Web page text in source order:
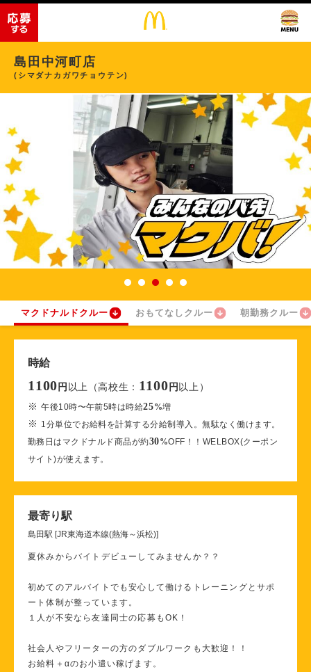
島田中河町店
(シマダナカガワチョウテン)
マクドナルドクルー おもてなしクルー 朝勤務クルー
時給
1100 円 以上（高校生： 1100 円 以上）
※午後10時〜午前5時は時給25%増
※ 1分単位でお給料を計算する分給制導入。無駄なく働けます。
勤務日はマクドナルド商品が約30%OFF！！WELBOX(クーポン
サイト)が使えます。
最寄り駅
島田駅 [JR東海道本線(熱海～浜松)]
夏休みからバイトデビューしてみませんか？？
初めてのアルバイトでも安心して働けるトレーニングとサポ
ート体制が整っています。
１人が不安なら友達同士の応募もOK！
社会人やフリーターの方のダブルワークも大歓迎！！
お給料＋αのお小遣い稼げます。